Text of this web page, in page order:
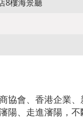
8樓海景廳
協會、香港企業
陽、走進瀋陽，